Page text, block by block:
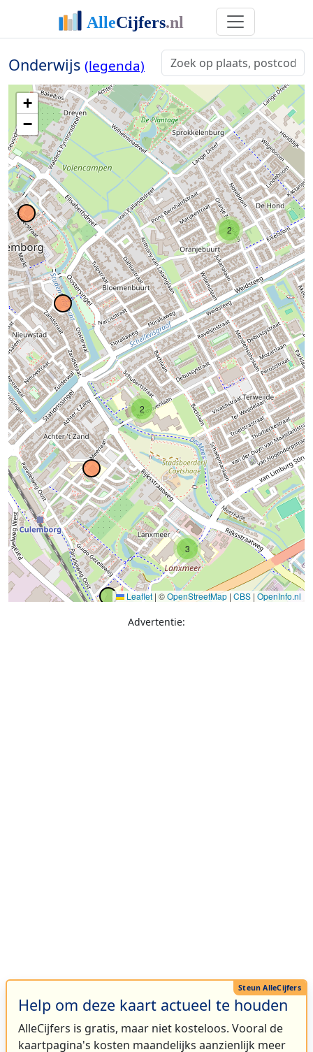
Onderwijs (legenda)
2
2
3
+
−
Leaflet | ©OpenStreetMap | CBS | OpenInfo.nl
Advertentie:
Help om deze kaart actueel te houden
AlleCijfers is gratis, maar niet kosteloos. Vooral de
kaartpagina's kosten maandelijks aanzienlijk meer